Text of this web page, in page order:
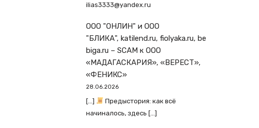
ilias3333@yandex.ru
ООО "ОНЛИН" и ООО
"БЛИКА", katilend.ru, fiolyaka.ru, be
biga.ru – SCAMк ООО
«МАДАГАСКАРИЯ», «ВЕРЕСТ»,
«ФЕНИКС»
28.06.2026
[…]
Предыстория: как всё
начиналось, здесь […]